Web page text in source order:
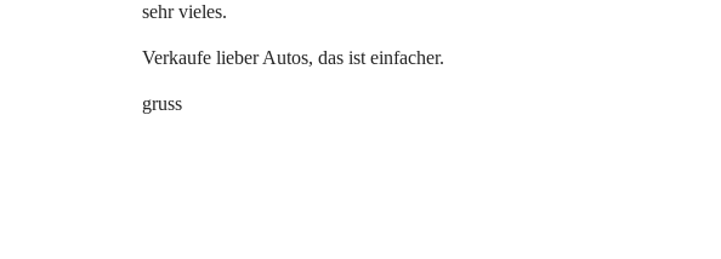
sehr vieles.
Verkaufe lieber Autos, das ist einfacher.
gruss